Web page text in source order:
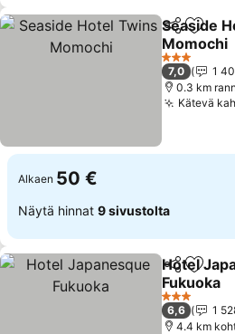
Jaa Lisää
Seaside
Momochi
3 Tähtiluokitus
7,0
1
0.3 km
Kätevä
Alkaen 50 €
Näytä hinnat 9 sivustolta
Jaa Lisää
Hotel
Fukuoka
3 Tähtiluokitus
6,6
1
4.4 km